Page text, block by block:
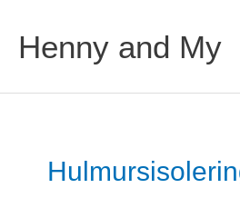
Henny and My